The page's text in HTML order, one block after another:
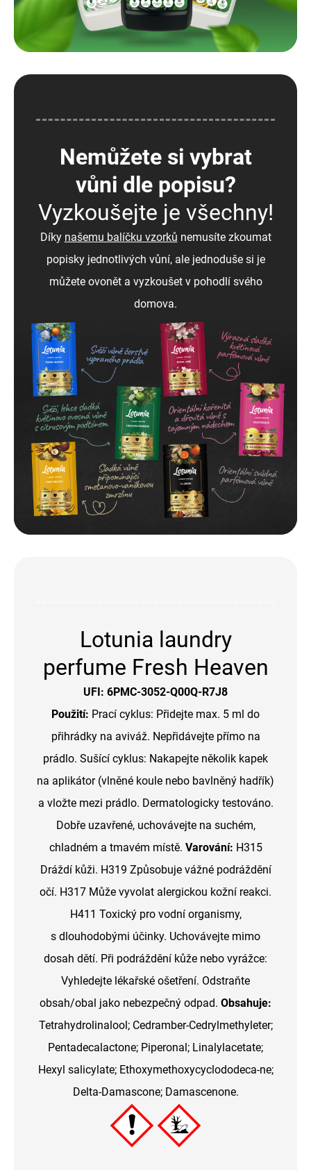
Nemůžete si vybrat
vůni dle popisu?
Vyzkoušejte je všechny!
Díky našemu balíčku vzorků nemusíte zkoumat
popisky jednotlivých vůní, ale jednoduše si je
můžete ovonět a vyzkoušet v pohodlí svého
domova.
Lotunia laundry
perfume Fresh Heaven
UFI: 6PMC-3052-Q00Q-R7J8
Použití: Prací cyklus: Přidejte max. 5 ml do
přihrádky na aviváž. Nepřidávejte přímo na
prádlo. Sušící cyklus: Nakapejte několik kapek
na aplikátor (vlněné koule nebo bavlněný hadřík)
a vložte mezi prádlo. Dermatologicky testováno.
Dobře uzavřené, uchovávejte na suchém,
chladném a tmavém místě. Varování: H315
Dráždí kůži. H319 Způsobuje vážné podráždění
očí. H317 Může vyvolat alergickou kožní reakci.
H411 Toxický pro vodní organismy,
s dlouhodobými účinky. Uchovávejte mimo
dosah dětí. Při podráždění kůže nebo vyrážce:
Vyhledejte lékařské ošetření. Odstraňte
obsah/obal jako nebezpečný odpad. Obsahuje:
Tetrahydrolinalool; Cedramber-Cedrylmethyleter;
Pentadecalactone; Piperonal; Linalylacetate;
Hexyl salicylate; Ethoxymethoxycyclododeca-ne;
Delta-Damascone; Damascenone.